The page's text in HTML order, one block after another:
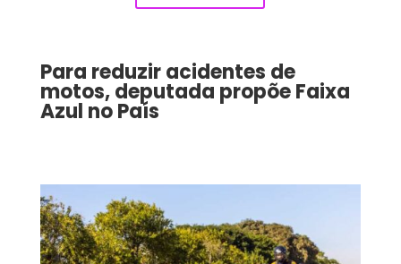
Para reduzir acidentes de
motos, deputada propõe Faixa
Azul no País